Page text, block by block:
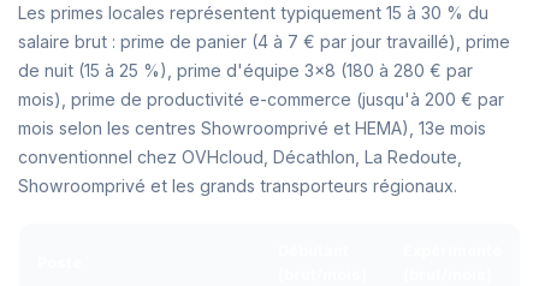
Les primes locales représentent typiquement 15 à 30 % du
salaire brut : prime de panier (4 à 7 € par jour travaillé), prime
de nuit (15 à 25 %), prime d'équipe 3x8 (180 à 280 € par
mois), prime de productivité e-commerce (jusqu'à 200 € par
mois selon les centres Showroomprivé et HEMA), 13e mois
conventionnel chez OVHcloud, Décathlon, La Redoute,
Showroomprivé et les grands transporteurs régionaux.